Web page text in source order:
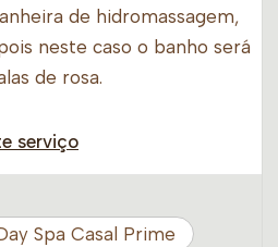
de hidromassagem,
neste caso o banho será
de rosa.
serviço
Spa Casal Prime